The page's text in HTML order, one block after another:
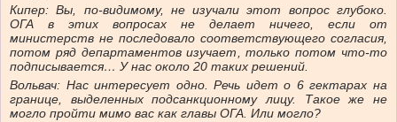
Кипер: Вы, по-видимому, не изучали этот вопрос глубоко.
ОГА в этих вопросах не делает ничего, если от
министерств не последовало соответствующего согласия,
потом ряд департаментов изучает, только потом что-то
подписывается… У нас около 20 таких решений.
Вольвач: Нас интересует одно. Речь идет о 6 гектарах на
границе, выделенных подсанкционному лицу. Такое же не
могло пройти мимо вас как главы ОГА. Или могло?